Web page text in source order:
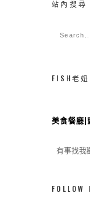
站內搜尋
FISH老妞
美食餐廳|
有事找我
FOLLOW